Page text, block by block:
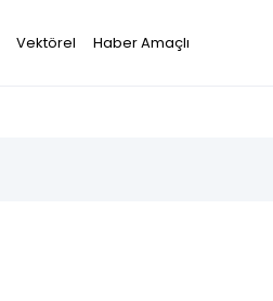
Vektörel Haber Amaçlı